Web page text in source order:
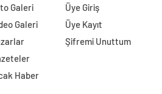
Galeri
Galeri
Haber
Üye Giriş
Üye Kayıt
Şifremi Unuttum